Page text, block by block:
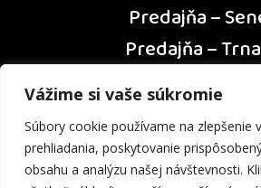
Vážime si vaše súkromie
Súbory cookie používame na zlepšenie
prehliadania, poskytovanie
obsahu a analýzu našej návštevnosti.
Predajňa –
Predajňa –
Predajňa – Dunajská
Predajňa –
Kontakt